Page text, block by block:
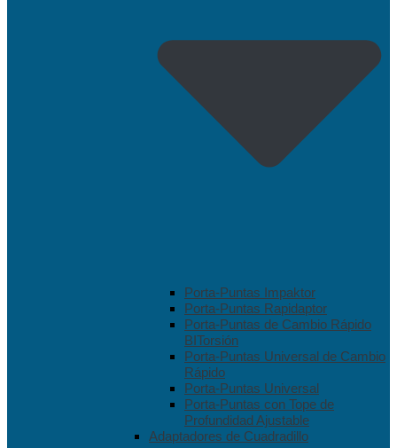
Porta-Puntas Impaktor
Porta-Puntas Rapidaptor
Porta-Puntas de Cambio Rápido
BITorsión
Porta-Puntas Universal de Cambio
Rápido
Porta-Puntas Universal
Porta-Puntas con Tope de
Profundidad Ajustable
Adaptadores de Cuadradillo